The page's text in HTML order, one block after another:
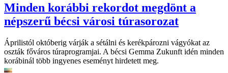
Minden korábbi rekordot megdönt a
népszerű bécsi városi túrasorozat
Áprilistól októberig várják a sétálni és kerékpározni vágyókat az
oszták főváros túraprogramjai. A bécsi Gemma Zukunft idén minden
korábinál több ingyenes eseményt hirdetett meg.